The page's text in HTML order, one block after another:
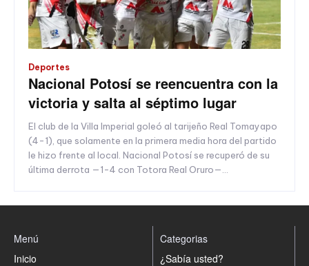
Deportes
Nacional Potosí se reencuentra con la
victoria y salta al séptimo lugar
El club de la Villa Imperial goleó al tarijeño Real Tomayapo
(4-1), que solamente en la primera media hora del partido
le hizo frente al local. Nacional Potosí se recuperó de su
última derrota —1-4 con Totora Real Oruro—...
Menú
Inicio
Categorias
¿Sabía usted?